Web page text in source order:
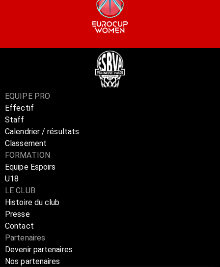
EQUIPE PRO
Effectif
Staff
Calendrier / résultats
Classement
FORMATION
Equipe Espoirs
U18
LE CLUB
Histoire du club
Presse
Contact
Partenaires
Devenir partenaires
Nos partenaires